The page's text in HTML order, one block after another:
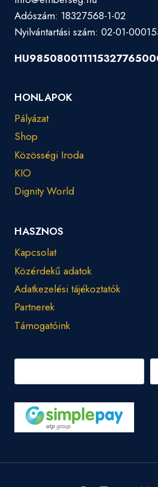
Adószám: 18327568-1-02
Nyilvántartási szám: 02-01-
HONLAPOK
Pályázat
Shop
Közösségi Iroda
KIO
Dignity World
HASZNOS
Kapcsolat
Közérdekű adatok
Adatkezelési tájékoztatók
Partnerek
Támogatóink